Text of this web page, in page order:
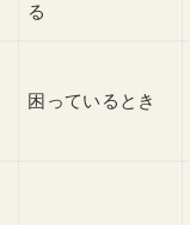
る
困っているとき